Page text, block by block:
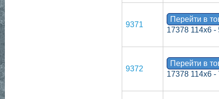
9371
Перейти в
17378 114х6 -
9372
Перейти в
17378 114х6 -